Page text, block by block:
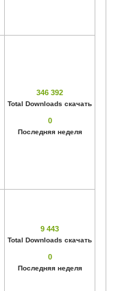
346 392
Total Downloads скачать
0
Последняя неделя
9 443
Total Downloads скачать
0
Последняя неделя